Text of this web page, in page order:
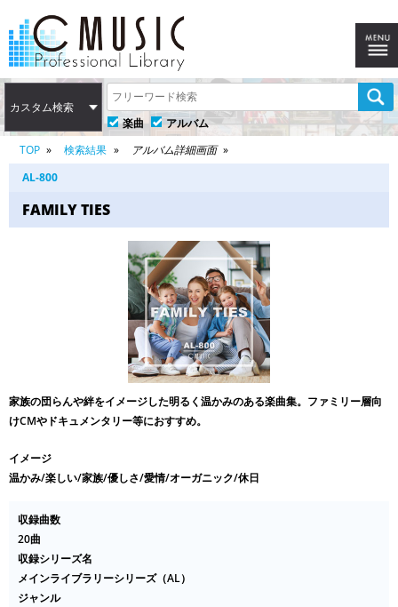
カスタム検索
楽曲
アルバム
TOP
検索結果
アルバム詳細画面
AL-800
FAMILY TIES
家族の団らんや絆をイメージした明るく温かみのある楽曲集。ファミリー層向
けCMやドキュメンタリー等におすすめ。
イメージ
温かみ/楽しい/家族/優しさ/愛情/オーガニック/休日
収録曲数
20曲
収録シリーズ名
メインライブラリーシリーズ（AL）
ジャンル